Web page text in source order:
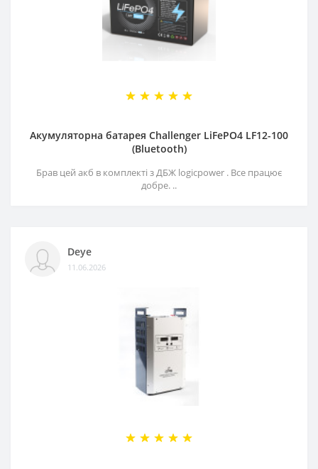
Акумуляторна батарея Challenger LiFePO4 LF12-100
(Bluetooth)
Брав цей акб в комплекті з ДБЖ logicpower . Все працює
добре. ..
Deye
11.06.2026